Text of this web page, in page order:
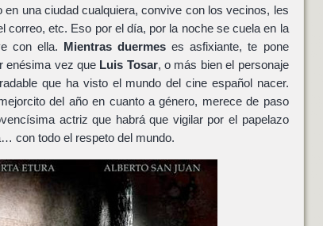
una ciudad cualquiera, convive con los vecinos, les
correo, etc. Eso por el día, por la noche se cuela en la
con ella. Mientras duermes es asfixiante, te pone
enésima vez que Luis Tosar, o más bien el personaje
que ha visto el mundo del cine español nacer.
del año en cuanto a género, merece de paso
actriz que habrá que vigilar por el papelazo
con todo el respeto del mundo.